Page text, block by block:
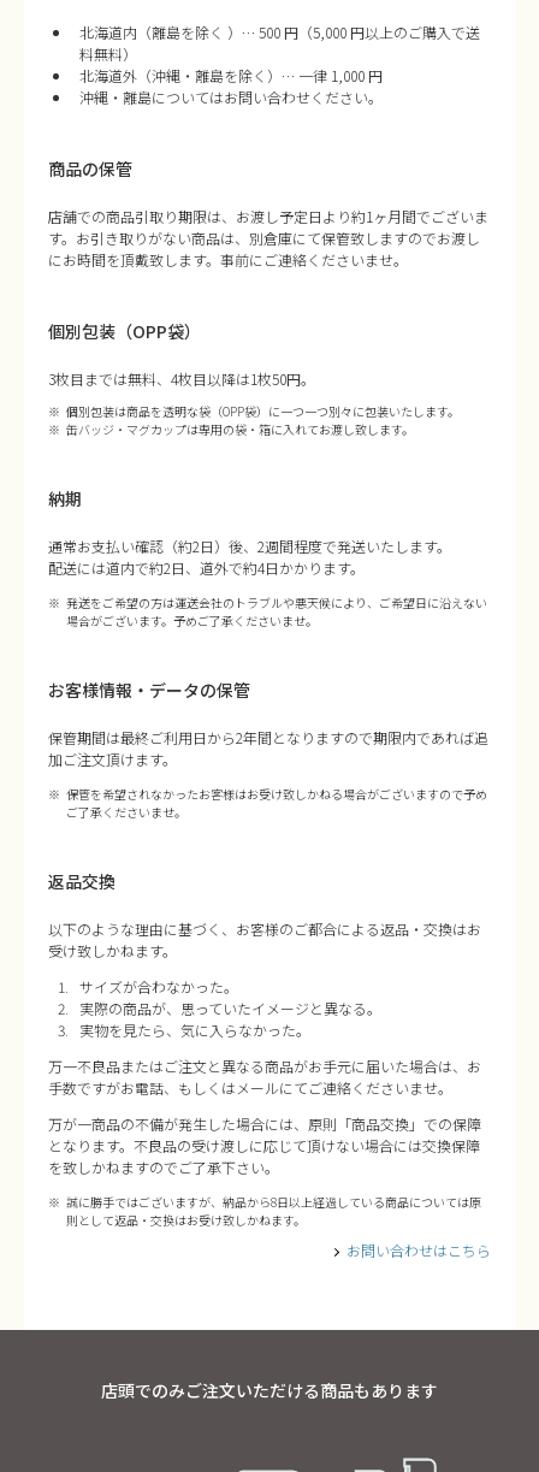
北海道内（離島を除く ）… 500 円（5,000 円以上のご購入で送
料無料）
北海道外（沖縄・離島を除く）… 一律 1,000 円
沖縄・離島についてはお問い合わせください。
商品の保管
店舗での商品引取り期限は、お渡し予定日より約1ヶ月間でございま
す。お引き取りがない商品は、別倉庫にて保管致しますのでお渡し
にお時間を頂戴致します。事前にご連絡くださいませ。
個別包装（OPP袋）
3枚目までは無料、4枚目以降は1枚50円。
個別包装は商品を透明な袋（OPP袋）に一つ一つ別々に包装いたします。
缶バッジ・マグカップは専用の袋・箱に入れてお渡し致します。
納期
通常お支払い確認（約2日）後、2週間程度で発送いたします。
配送には道内で約2日、道外で約4日かかります。
発送をご希望の方は運送会社のトラブルや悪天候により、ご希望日に沿えない
場合がございます。予めご了承くださいませ。
お客様情報・データの保管
保管期間は最終ご利用日から2年間となりますので期限内であれば追
加ご注文頂けます。
保管を希望されなかったお客様はお受け致しかねる場合がございますので予め
ご了承くださいませ。
返品交換
以下のような理由に基づく、お客様のご都合による返品・交換はお
受け致しかねます。
サイズが合わなかった。
実際の商品が、思っていたイメージと異なる。
実物を見たら、気に入らなかった。
万一不良品またはご注文と異なる商品がお手元に届いた場合は、お
手数ですがお電話、もしくはメールにてご連絡くださいませ。
万が一商品の不備が発生した場合には、原則「商品交換」での保障
となります。不良品の受け渡しに応じて頂けない場合には交換保障
を致しかねますのでご了承下さい。
誠に勝手ではございますが、納品から8日以上経過している商品については原
則として返品・交換はお受け致しかねます。
お問い合わせはこちら
店頭でのみご注文いただける商品もあります